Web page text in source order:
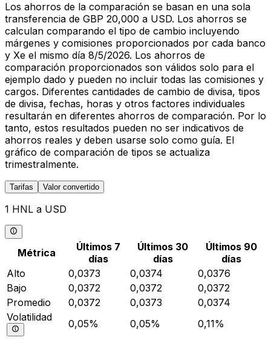
Los ahorros de la comparación se basan en una sola
transferencia de GBP 20,000 a USD. Los ahorros se
calculan comparando el tipo de cambio incluyendo
márgenes y comisiones proporcionados por cada banco
y Xe el mismo día 8/5/2026. Los ahorros de
comparación proporcionados son válidos solo para el
ejemplo dado y pueden no incluir todas las comisiones y
cargos. Diferentes cantidades de cambio de divisa, tipos
de divisa, fechas, horas y otros factores individuales
resultarán en diferentes ahorros de comparación. Por lo
tanto, estos resultados pueden no ser indicativos de
ahorros reales y deben usarse solo como guía. El
gráfico de comparación de tipos se actualiza
trimestralmente.
Tarifas Valor convertido
1 HNL a USD
Métrica
Últimos 7
días
Últimos 30
días
Últimos 90
días
Alto
0,0373 0,0374
0,0376
Bajo
0,0372 0,0372
0,0372
Promedio
0,0372 0,0373
0,0374
Volatilidad
0,05% 0,05% 0,11%